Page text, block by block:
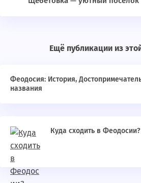
Ещё публикации из
Феодосия: История,
названия
Куда сходить в Феодосии?